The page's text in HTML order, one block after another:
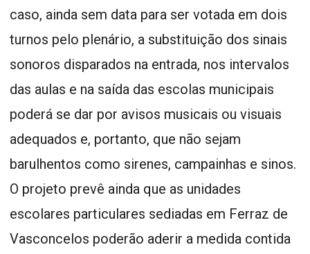
caso, ainda sem data para ser votada em dois
turnos pelo plenário, a substituição dos sinais
sonoros disparados na entrada, nos intervalos
das aulas e na saída das escolas municipais
poderá se dar por avisos musicais ou visuais
adequados e, portanto, que não sejam
barulhentos como sirenes, campainhas e sinos.
O projeto prevê ainda que as unidades
escolares particulares sediadas em Ferraz de
Vasconcelos poderão aderir a medida contida